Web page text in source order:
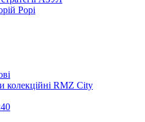
Рорі
RMZ City